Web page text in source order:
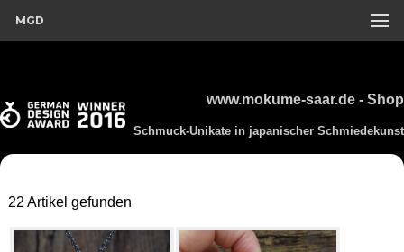
MGD
www.mokume-saar.de - Shop
Schmuck-Unikate in japanischer Schmiedekunst
22 Artikel gefunden